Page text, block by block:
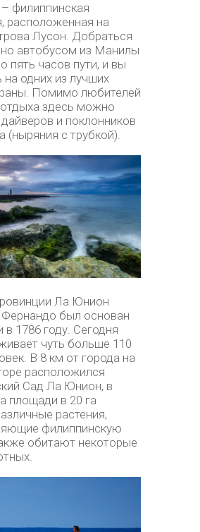
филиппинская
расположенная на
Лусон. Добраться
автобусом из Манилы
пять часов пути, и вы
на одних из лучших
Помимо любителей
здесь можно
дайверов и поклонников
(ныряния с трубкой).
Ла Юнион
Фернандо был основан
в 1786 году. Сегодня
чуть больше 110
В 8 км от города на
расположился
Сад Ла Юнион, в
площади в 20 га
растения,
филиппинскую
обитают некоторые